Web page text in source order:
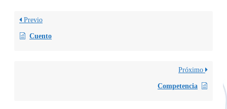
Previo
Cuento
Próximo
Competencia